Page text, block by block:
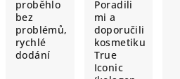
proběhlo
bez
problémů,
rychlé
dodání
Poradili
mi a
doporučili
kosmetiku
True
Iconic